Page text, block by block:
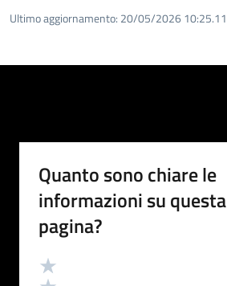
Ultimo aggiornamento: 20/05/2026 10:25.11
Quanto sono chiare le
informazioni su questa
pagina?
Valutazione